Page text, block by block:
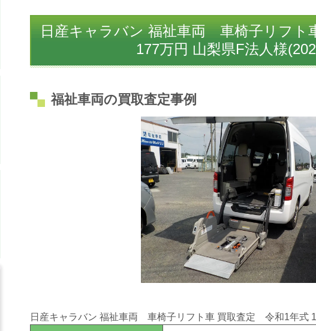
日産キャラバン 福祉車両 車椅子リフト
177万円 山梨県F法人様
福祉車両の買取査定事例
日産キャラバン 福祉車両 車椅子リフト車 買取査定 令和1年式